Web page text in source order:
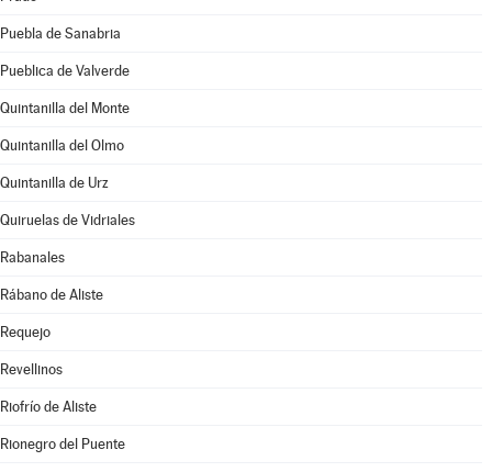
Puebla de Sanabria
Pueblica de Valverde
Quintanilla del Monte
Quintanilla del Olmo
Quintanilla de Urz
Quiruelas de Vidriales
Rabanales
Rábano de Aliste
Requejo
Revellinos
Riofrío de Aliste
Rionegro del Puente